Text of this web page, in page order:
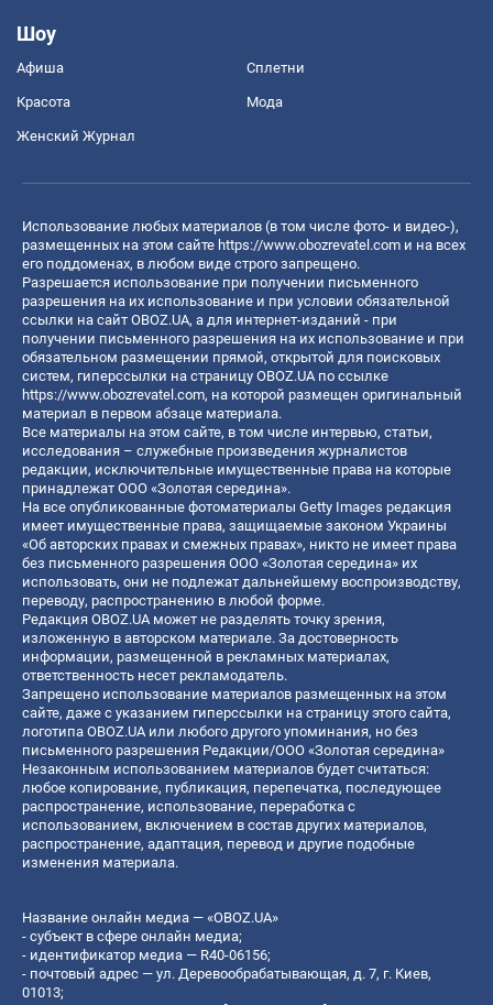
Шоу
Афиша Сплетни
Красота Мода
Женский Журнал
Использование любых материалов (в том числе фото- и видео-),
размещенных на этом сайте https://www.obozrevatel.com и на всех
его поддоменах, в любом виде строго запрещено.
Разрешается использование при получении письменного
разрешения на их использование и при условии обязательной
ссылки на сайт OBOZ.UA, а для интернет-изданий - при
получении письменного разрешения на их использование и при
обязательном размещении прямой, открытой для поисковых
систем, гиперссылки на страницу OBOZ.UA по ссылке
https://www.obozrevatel.com, на которой размещен оригинальный
материал в первом абзаце материала.
Все материалы на этом сайте, в том числе интервью, статьи,
исследования – служебные произведения журналистов
редакции, исключительные имущественные права на которые
принадлежат ООО «Золотая середина».
На все опубликованные фотоматериалы Getty Images редакция
имеет имущественные права, защищаемые законом Украины
«Об авторских правах и смежных правах», никто не имеет права
без письменного разрешения ООО «Золотая середина» их
использовать, они не подлежат дальнейшему воспроизводству,
переводу, распространению в любой форме.
Редакция OBOZ.UA может не разделять точку зрения,
изложенную в авторском материале. За достоверность
информации, размещенной в рекламных материалах,
ответственность несет рекламодатель.
Запрещено использование материалов размещенных на этом
сайте, даже с указанием гиперссылки на страницу этого сайта,
логотипа OBOZ.UA или любого другого упоминания, но без
письменного разрешения Редакции/ООО «Золотая середина»
Незаконным использованием материалов будет считаться:
любое копирование, публикация, перепечатка, последующее
распространение, использование, переработка с
использованием, включением в состав других материалов,
распространение, адаптация, перевод и другие подобные
изменения материала.
Название онлайн медиа — «OBOZ.UA»
- субъект в сфере онлайн медиа;
- идентификатор медиа — R40-06156;
- почтовый адрес — ул. Деревообрабатывающая, д. 7, г. Киев,
01013;